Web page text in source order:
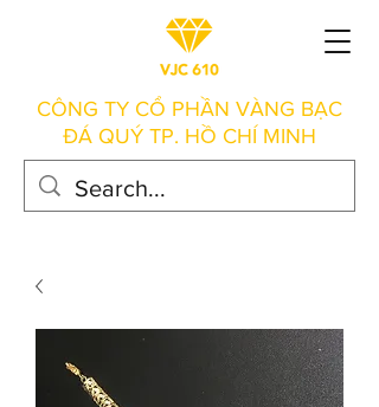
CÔNG TY CỔ PHẦN VÀNG BẠC
ĐÁ QUÝ TP. HỒ CHÍ MINH